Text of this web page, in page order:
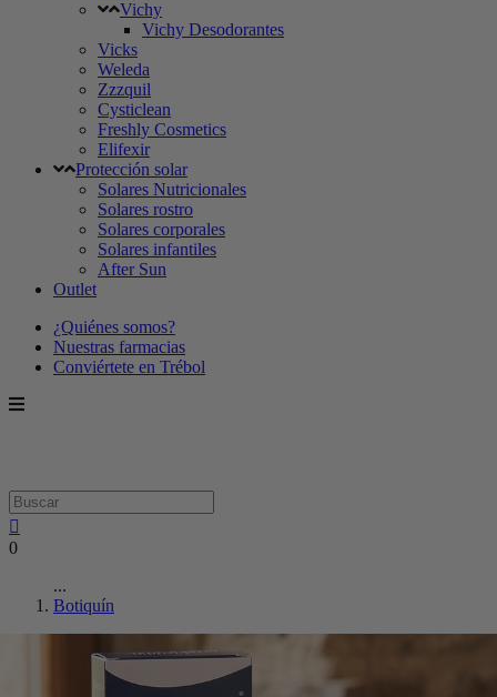
Vichy
Vichy Desodorantes
Vicks
Weleda
Zzzquil
Cysticlean
Freshly Cosmetics
Elifexir
Protección solar
Solares Nutricionales
Solares rostro
Solares corporales
Solares infantiles
After Sun
Outlet
¿Quiénes somos?
Nuestras farmacias
Conviértete en Trébol
0
...
Botiquín